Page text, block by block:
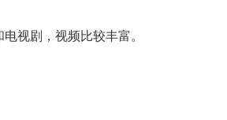
视剧，视频比较丰富。